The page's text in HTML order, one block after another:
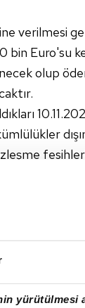
yürütülmesi
verilmesi
bin Euro'su
olup
sözleşme
edildiğini
ve
Madde 107"
ÇALIMBAY